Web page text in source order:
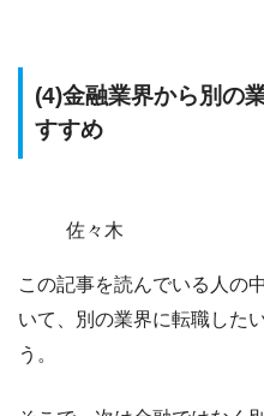
(4)金融業界から別の
すすめ
佐々木
この記事を読んでいる人の
いて、別の業界に転職した
う。